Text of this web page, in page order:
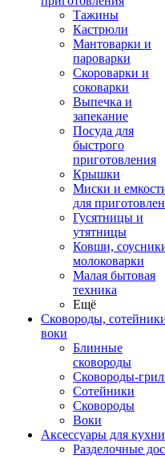
Тажины
Кастрюли
Мантоварки и
пароварки
Скороварки и
соковарки
Выпечка и
запекание
Посуда для
быстрого
приготовления
Крышки
Миски и
для
Гусятницы и
утятницы
Ковши,
молоковарки
Малая бытовая
техника
Ещё
Сковороды,
воки
Блинные
сковороды
Сковороды-
Сотейники
Сковороды
Воки
Аксессуары для кухни
Разделочные